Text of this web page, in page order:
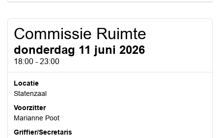
Commissie Ruimte
donderdag 11 juni 2026
18:00 - 23:00
Locatie
Statenzaal
Voorzitter
Marianne Poot
Griffier/Secretaris